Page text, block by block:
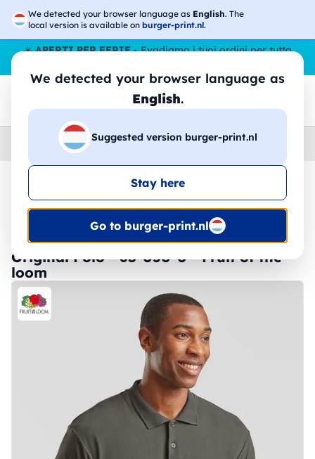
We detected your browser language as English. The
local version is available on burger-print.nl.
We detected your browser language as
English.
Suggested version burger-print.nl
Stay here
Go to burger-print.nl
☀️APERTI PER FERIE- Evadiamo i tuoi ordini per tutta
Polo › Uomo
🔥 -30% Stampa DTF
Original Polo - 63-050-0 - Fruit of the
loom